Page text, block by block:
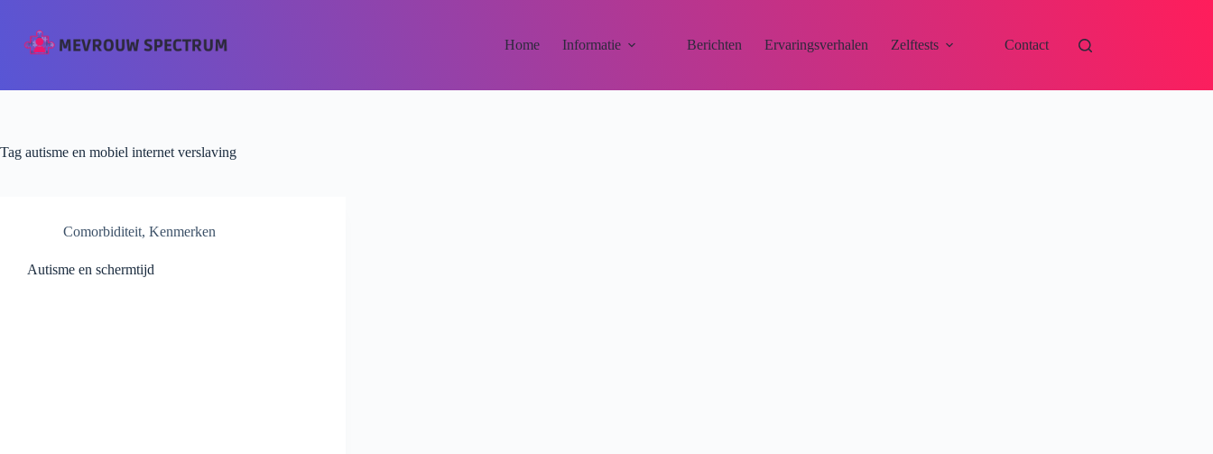
Home Informatie Berichten Ervaringsverhalen Zelftests Contact
Tag autisme en mobiel internet verslaving
Comorbiditeit, Kenmerken
Autisme en schermtijd